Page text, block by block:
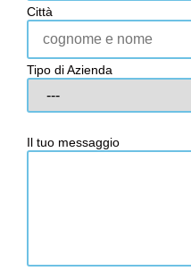
Città
Tipo di Azienda
Il tuo messaggio